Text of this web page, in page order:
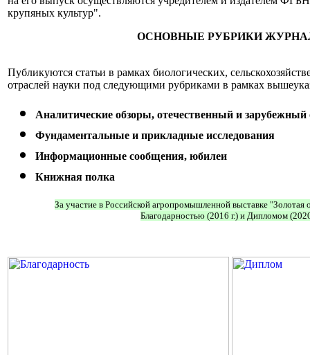
крупяных культур".
ОСНОВНЫЕ РУБРИКИ
Публикуются статьи в рамках биологических,
отраслей науки под следующими рубриками в рамках
Аналитические обзоры, отечественный и
Фундаментальные и прикладные исследования
Информационные сообщения, юбилеи
Книжная полка
За участие в Российской агропромышленной выставке "Золотая
Благодарностью (2016 г.) и Дипломом